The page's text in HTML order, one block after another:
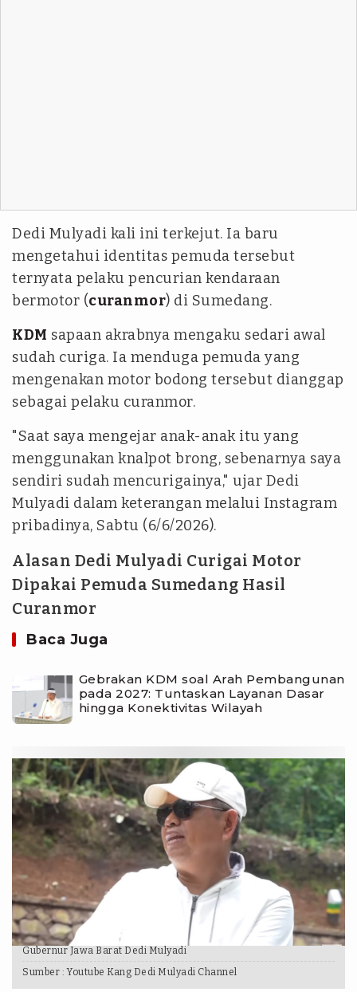
Dedi Mulyadi kali ini terkejut. Ia baru
mengetahui identitas pemuda tersebut
ternyata pelaku pencurian kendaraan
bermotor (curanmor) di Sumedang.
KDM sapaan akrabnya mengaku sedari awal
sudah curiga. Ia menduga pemuda yang
mengenakan motor bodong tersebut dianggap
sebagai pelaku curanmor.
"Saat saya mengejar anak-anak itu yang
menggunakan knalpot brong, sebenarnya saya
sendiri sudah mencurigainya," ujar Dedi
Mulyadi dalam keterangan melalui Instagram
pribadinya, Sabtu (6/6/2026).
Alasan Dedi Mulyadi Curigai Motor
Dipakai Pemuda Sumedang Hasil
Curanmor
Baca Juga
Gebrakan KDM soal Arah Pembangunan
pada 2027: Tuntaskan Layanan Dasar
hingga Konektivitas Wilayah
Gubernur Jawa Barat Dedi Mulyadi
Sumber : Youtube Kang Dedi Mulyadi Channel